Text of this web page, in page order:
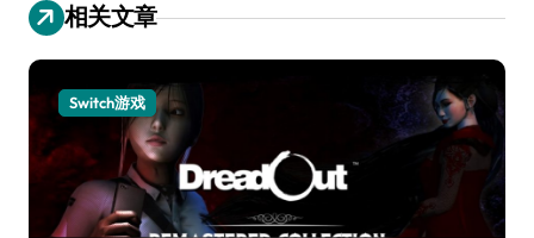
相关文章
Switch游戏